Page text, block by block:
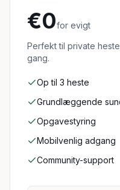
€0for evigt
Perfekt til private
gang.
Op til 3 heste
Grundlæggende
Opgavestyring
Mobilvenlig adgang
Community-support